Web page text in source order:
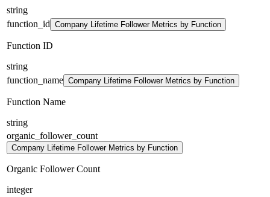
string
function_id Company Lifetime Follower Metrics by Function
Function ID
string
function_name Company Lifetime Follower Metrics by Function
Function Name
string
organic_follower_count
Company Lifetime Follower Metrics by Function
Organic Follower Count
integer